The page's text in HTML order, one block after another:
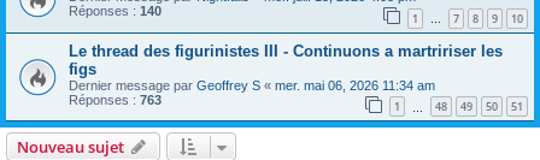
Réponses : 140 1 … 7 8 9 10
Le thread des figurinistes III - Continuons a martririser les
figs
Dernier message par Geoffrey S « mer. mai 06, 2026 11:34 am
Réponses : 763 1 48 49 50 51
Nouveau sujet